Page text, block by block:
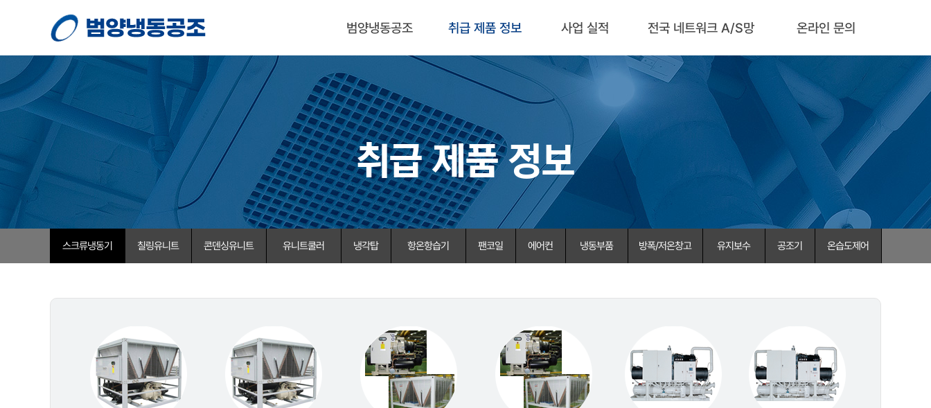
범양냉동공조 취급 제품 정보 사업 실적 전국 네트워크 A/S망 온라인 문의
취급 제품 정보
스크류냉동기 칠링유니트 콘덴싱유니트 유니트쿨러 냉각탑 항온항습기 팬코일 에어컨 냉동부품 방폭/저온창고 유지보수 공조기 온습도제어